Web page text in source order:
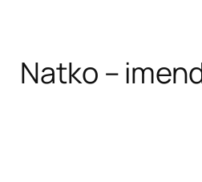
Natko –